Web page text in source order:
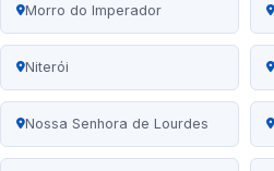
Morro do Imperador
Niterói
Nossa Senhora de Lourdes